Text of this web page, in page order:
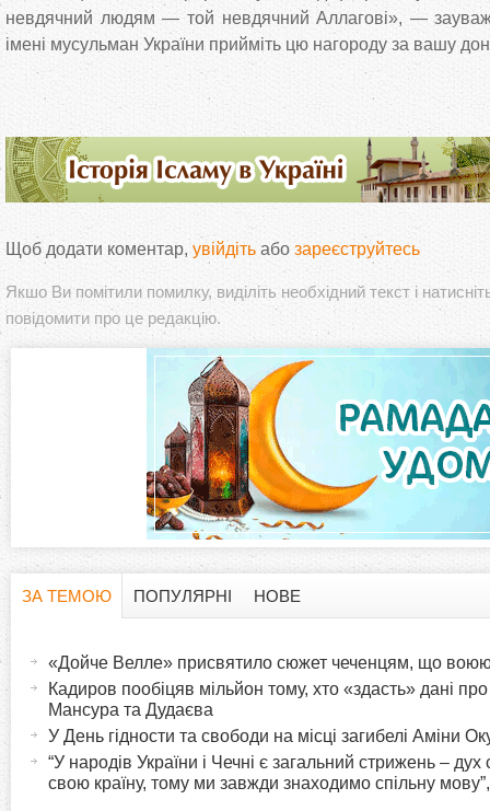
невдячний людям — той невдячний Аллагові», —
імені мусульман України прийміть цю нагороду за вашу
Щоб додати коментар, увійдіть або зареєструйтесь
Якшо Ви помітили помилку, виділіть необхідний текст і
повідомити про це редакцію.
ЗА ТЕМОЮ
ПОПУЛЯРНІ НОВЕ
«Дойче Велле» присвятило сюжет чеченцям, що
Кадиров пообіцяв мільйон тому, хто «здасть» дані
Мансура та Дудаєва
У День гідности та свободи на місці загибелі Аміни
“У народів України і Чечні є загальний стрижень –
свою країну, тому ми завжди знаходимо спільну